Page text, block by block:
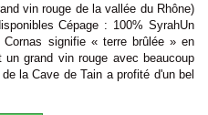
vin rouge de la vallée du Rhône)
Cépage : 100% SyrahUn
signifie « terre brûlée » en
grand vin rouge avec beaucoup
la Cave de Tain a profité d'un bel